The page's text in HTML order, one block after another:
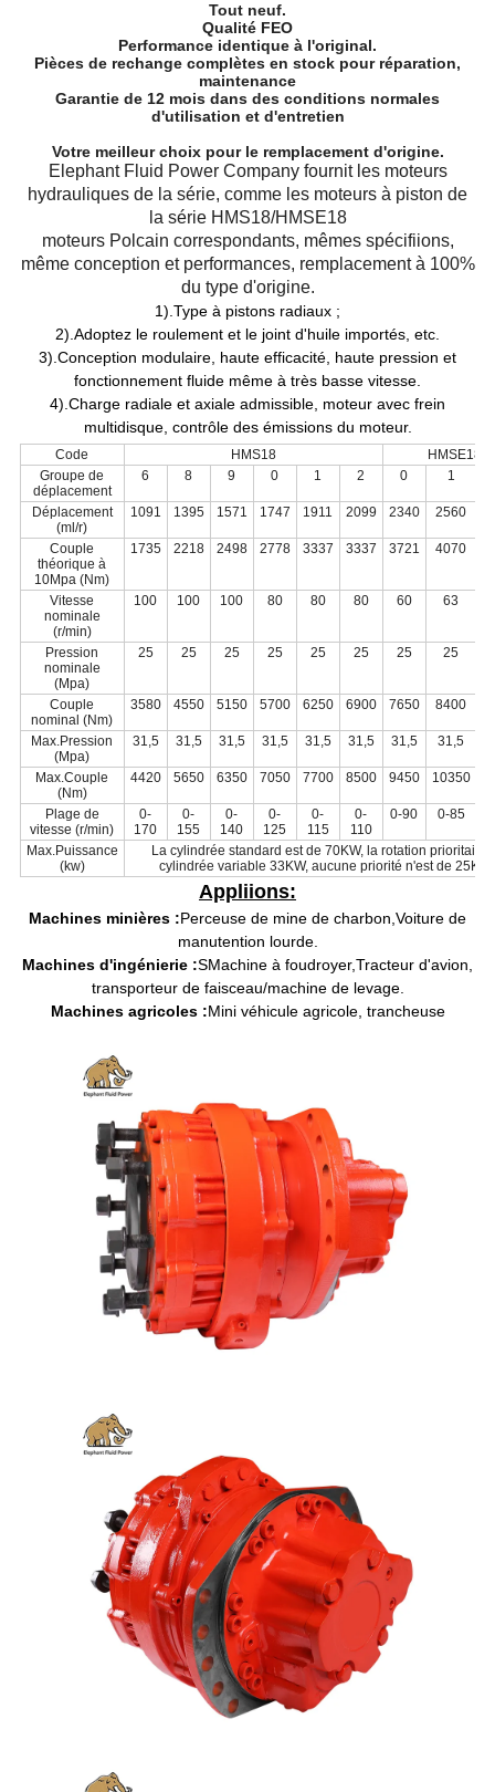
Tout neuf.
Qualité FEO
Performance identique à l'original.
Pièces de rechange complètes en stock pour réparation,
maintenance
Garantie de 12 mois dans des conditions normales
d'utilisation et d'entretien
Votre meilleur choix pour le remplacement d'origine.
Elephant Fluid Power Company fournit les moteurs
hydrauliques de la série, comme les moteurs à piston de
la série HMS18/HMSE18
moteurs Polcain correspondants, mêmes spécifiions,
même conception et performances, remplacement à 100%
du type d'origine.
1).Type à pistons radiaux ;
2).Adoptez le roulement et le joint d'huile importés, etc.
3).Conception modulaire, haute efficacité, haute pression et
fonctionnement fluide même à très basse vitesse.
4).Charge radiale et axiale admissible, moteur avec frein
multidisque, contrôle des émissions du moteur.
Code HMS18
HMSE18
Groupe de
déplacement
6 8 9 0 1 2 0 1
Déplacement
(ml/r)
1091 1395 1571 1747 1911 2099 2340 2560
Couple
théorique à
10Mpa (Nm)
1735 2218 2498 2778 3337 3337 3721 4070
Vitesse
nominale
(r/min)
100 100 100 80 80 80 60 63
Pression
nominale
(Mpa)
25 25 25 25 25 25 25 25
Couple
nominal (Nm)
3580 4550 5150 5700 6250 6900 7650 8400
Max.Pression
(Mpa)
31,5 31,5 31,5 31,5 31,5 31,5 31,5 31,5
Max.Couple
(Nm)
4420 5650 6350 7050 7700 8500 9450 10350
Plage de
vitesse (r/min)
0-
170
0-
155
0-
140
0-
125
0-
115
0-
110
0-90 0-85
Max.Puissance
(kw)
La cylindrée standard est de 70KW, la rotation prioritaire
cylindrée variable 33KW, aucune priorité n'est de 25KW
Appliions:
Machines minières :Perceuse de mine de charbon,Voiture de
manutention lourde.
Machines d'ingénierie :SMachine à foudroyer,Tracteur d'avion,
transporteur de faisceau/machine de levage.
Machines agricoles :Mini véhicule agricole, trancheuse